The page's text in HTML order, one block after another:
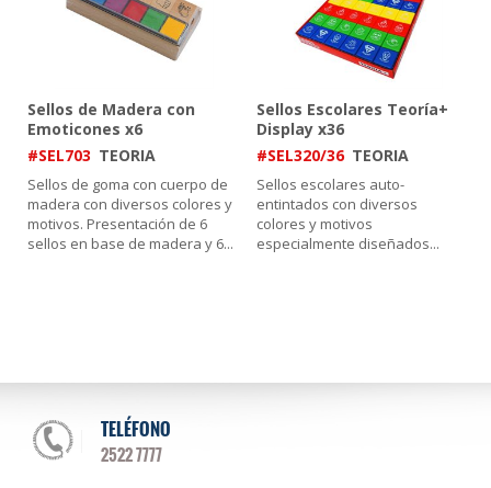
Sellos de Madera con
Emoticones x6
#SEL703 TEORIA
Sellos de goma con cuerpo de
madera con diversos colores y
motivos. Presentación de 6
sellos en base de madera y 6...
Sellos Escolares Teoría+
Display x36
#SEL320/36 TEORIA
Sellos escolares auto-
entintados con diversos
colores y motivos
especialmente diseñados...
TELÉFONO
2522 7777